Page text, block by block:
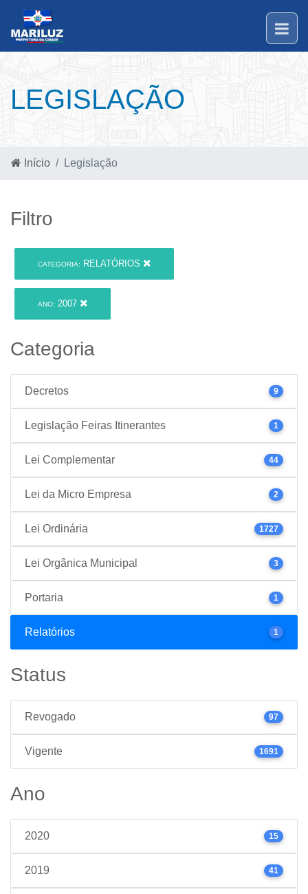
LEGISLAÇÃO
Início Legislação
Filtro
CATEGORIA: RELATÓRIOS
ANO: 2007
Categoria
Decretos 9
Legislação Feiras Itinerantes 1
Lei Complementar 44
Lei da Micro Empresa 2
Lei Ordinária 1727
Lei Orgânica Municipal 3
Portaria 1
Relatórios 1
Status
Revogado 97
Vigente 1691
Ano
2020 15
2019 41